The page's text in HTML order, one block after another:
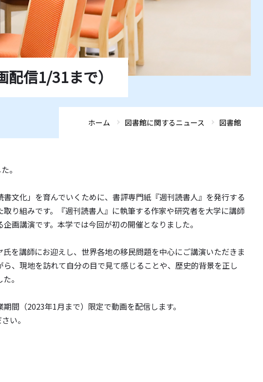
ADMISSIONS
ACCESS
ADMISSIONS
ACCESS
ADMISSIONS
ACCESS
ADMISSIONS
ACCESS
ADMISSIONS
ACCESS
信1/31まで）
ホーム 図書館に関するニュース 図書館
。
文化」を育んでいくために、書評専門紙『週刊読書人』を発行する
り組みです。『週刊読書人』に執筆する作家や研究者を大学に講師
画講演です。本学では今回が初の開催となりました。
を講師にお迎えし、世界各地の移民問題を中心にご講演いただきま
、現地を訪れて自分の目で見て感じることや、歴史的背景を正し
。
間（2023年1月まで）限定で動画を配信します。
い。